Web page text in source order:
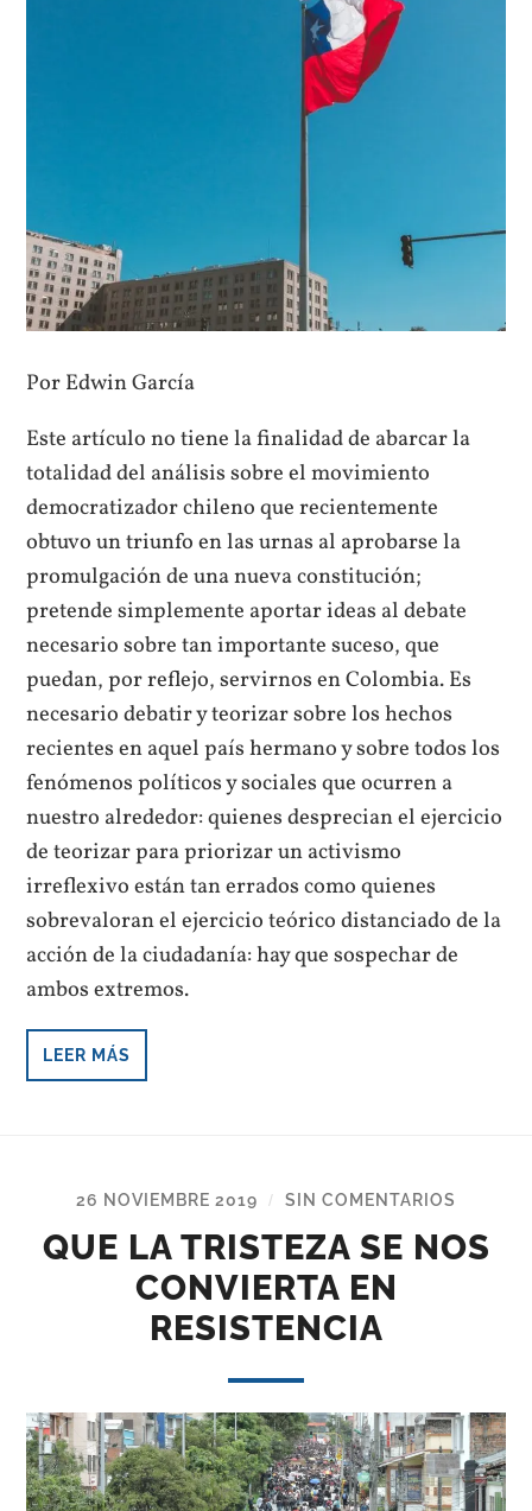
Por Edwin García
Este artículo no tiene la finalidad de abarcar la
totalidad del análisis sobre el movimiento
democratizador chileno que recientemente
obtuvo un triunfo en las urnas al aprobarse la
promulgación de una nueva constitución;
pretende simplemente aportar ideas al debate
necesario sobre tan importante suceso, que
puedan, por reflejo, servirnos en Colombia. Es
necesario debatir y teorizar sobre los hechos
recientes en aquel país hermano y sobre todos los
fenómenos políticos y sociales que ocurren a
nuestro alrededor: quienes desprecian el ejercicio
de teorizar para priorizar un activismo
irreflexivo están tan errados como quienes
sobrevaloran el ejercicio teórico distanciado de la
acción de la ciudadanía: hay que sospechar de
ambos extremos.
LEER MÁS
26 NOVIEMBRE 2019 / SIN COMENTARIOS
QUE LA TRISTEZA SE NOS
CONVIERTA EN
RESISTENCIA